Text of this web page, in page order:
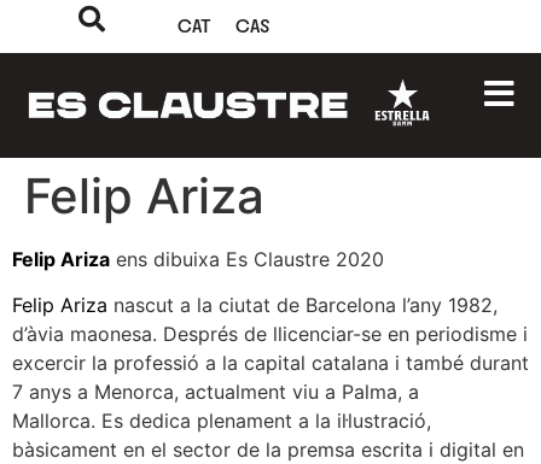
CAT CAS
Felip Ariza
Felip Ariza ens dibuixa Es Claustre 2020
Felip Ariza nascut a la ciutat de Barcelona l’any 1982,
d’àvia maonesa. Després de llicenciar-se en periodisme i
excercir la professió a la capital catalana i també durant
7 anys a Menorca, actualment viu a Palma, a
Mallorca. Es dedica plenament a la il·lustració,
bàsicament en el sector de la premsa escrita i digital en